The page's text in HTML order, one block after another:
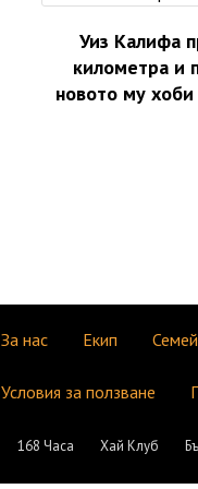
Уиз Калифа
километра и
новото му
За нас Екип
Условия за ползване
168 Часа Хай Клуб